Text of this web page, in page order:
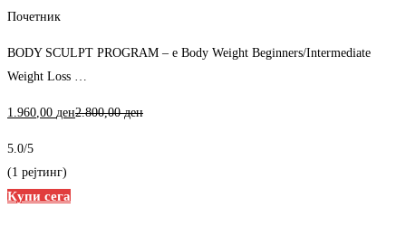
Почетник
BODY SCULPT PROGRAM – е Body Weight Beginners/Intermediate
Weight Loss …
1.960 ,00 ден2.800,00 ден
5.0/5
(1 рејтинг)
Купи сега